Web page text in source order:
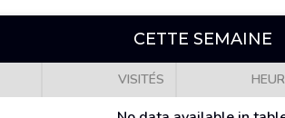
CETTE SEMAINE
VISITÉS